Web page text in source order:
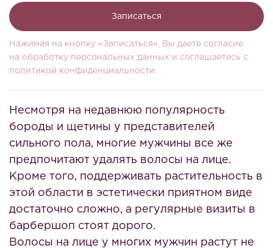
Записаться
Нажимая на кнопку «Записаться», Вы даете согласие
на обработку персональных данных и соглашаетесь c
политикой конфиденциальности.
Несмотря на недавнюю популярность
бороды и щетины у представителей
сильного пола, многие мужчины все же
предпочитают удалять волосы на лице.
Кроме того, поддерживать растительность в
этой области в эстетически приятном виде
достаточно сложно, а регулярные визиты в
барбершоп стоят дорого.
Волосы на лице у многих мужчин растут не